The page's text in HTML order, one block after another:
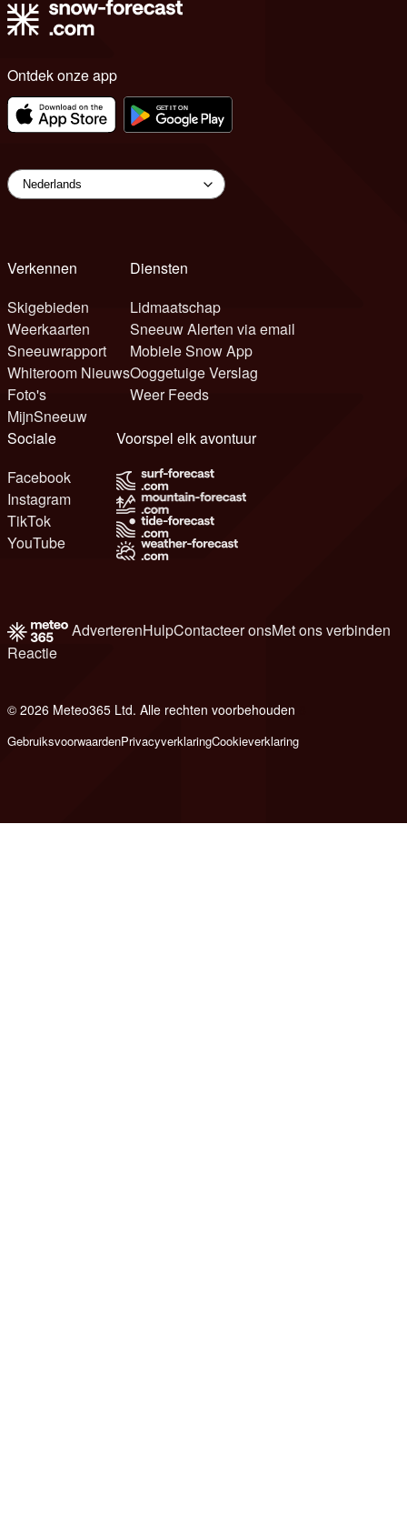
Ontdek onze app
Verkennen
Skigebieden
Weerkaarten
Sneeuwrapport
Whiteroom Nieuws
Foto's
MijnSneeuw
Diensten
Lidmaatschap
Sneeuw Alerten via email
Mobiele Snow App
Ooggetuige Verslag
Weer Feeds
Sociale
Facebook
Instagram
TikTok
YouTube
Voorspel elk avontuur
AdverterenHulpContacteer onsMet ons verbinden
Reactie
© 2026 Meteo365 Ltd. Alle rechten voorbehouden
GebruiksvoorwaardenPrivacyverklaringCookieverklaring